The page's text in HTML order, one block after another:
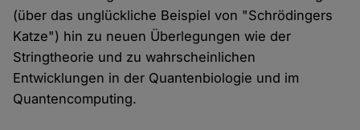
(über das unglückliche Beispiel von "Schrödingers
Katze") hin zu neuen Überlegungen wie der
Stringtheorie und zu wahrscheinlichen
Entwicklungen in der Quantenbiologie und im
Quantencomputing.